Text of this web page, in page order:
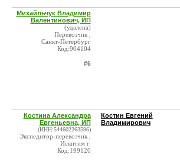
Михайльчук Владимир
Валентинович, ИП
(удалена)
Перевозчик ,
Санкт-Петербург
Код:904104
#6
Костина Александра
Евгеньевна, ИП
(ИНН:544602263596)
Экспедитор-перевозчик ,
Искитим г.
Код:199120
Костин Евгений
Владимирович